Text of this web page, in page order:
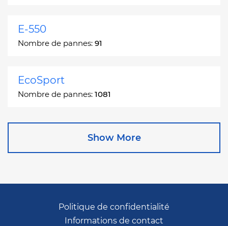
E-550
Nombre de pannes: 91
EcoSport
Nombre de pannes: 1081
Escape
Show More
Politique de confidentialité
Informations de contact